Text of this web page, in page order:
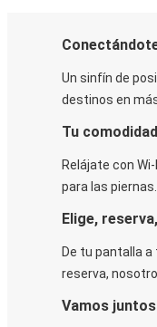
Un sinfín de
destinos en
Tu
Relájate con
para las
Elige,
De tu pantalla
reserva,
Vamos juntos